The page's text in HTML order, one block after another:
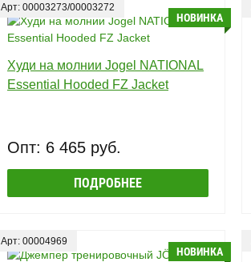
Арт: 00003273/00003272
НОВИНКА
Худи на молнии Jogel NATIONAL
Essential Hooded FZ Jacket
Опт: 6 465 руб.
ПОДРОБНЕЕ
Арт: 00004969
НОВИНКА